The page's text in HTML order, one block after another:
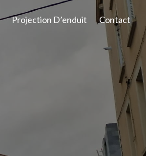
Projection D’enduit Contact